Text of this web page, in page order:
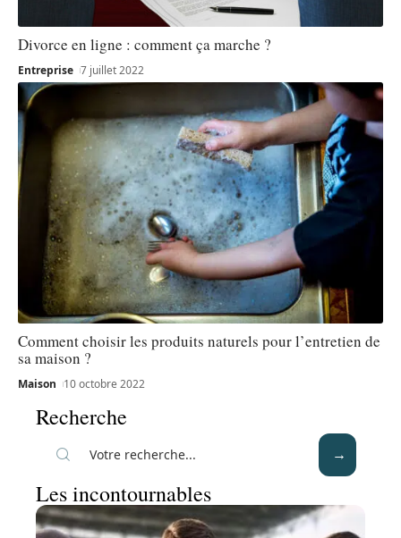
Divorce en ligne : comment ça marche ?
Entreprise 7 juillet 2022
Comment choisir les produits naturels pour l’entretien de
sa maison ?
Maison 10 octobre 2022
Recherche
Les incontournables